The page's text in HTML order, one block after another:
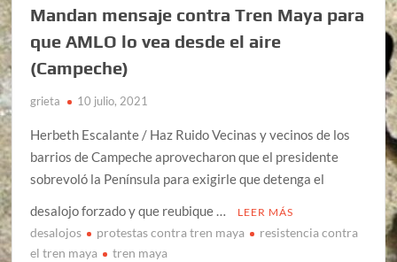
Mandan mensaje contra Tren Maya para
que AMLO lo vea desde el aire
(Campeche)
grieta 10 julio, 2021
Herbeth Escalante / Haz Ruido Vecinas y vecinos de los
barrios de Campeche aprovecharon que el presidente
sobrevoló la Península para exigirle que detenga el
desalojo forzado y que reubique …
LEER MÁS
desalojos protestas contra tren maya
resistencia contra
el tren maya
tren maya